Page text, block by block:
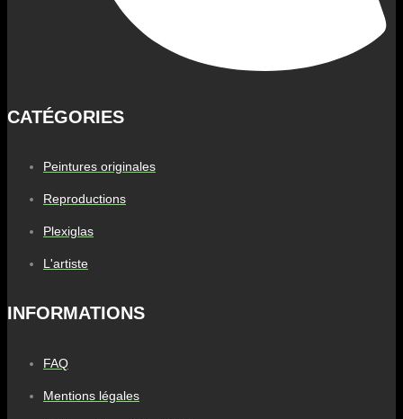
CATÉGORIES
Peintures originales
Reproductions
Plexiglas
L'artiste
INFORMATIONS
FAQ
Mentions légales